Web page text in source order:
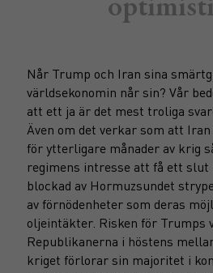
Når Trump och Iran sina
världsekonomin når sin? Vår
att ett ja är det mest troliga
Även om det verkar som att
för ytterligare månader av krig
regimens intresse att få ett slut
blockad av Hormuzsundet
av förnödenheter som deras
oljeintäkter. Risken för Trumps
Republikanerna i höstens
kriget förlorar sin majoritet i